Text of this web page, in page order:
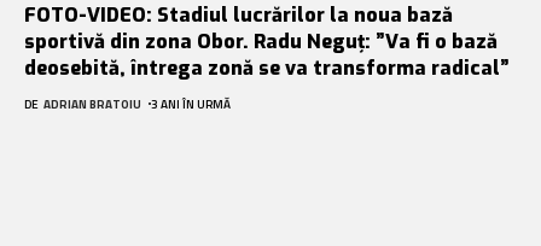
FOTO-VIDEO: Stadiul lucrărilor la noua bază
sportivă din zona Obor. Radu Neguț: ”Va fi o bază
deosebită, întrega zonă se va transforma radical”
DE ADRIAN BRATOIU 3 ANI ÎN URMĂ